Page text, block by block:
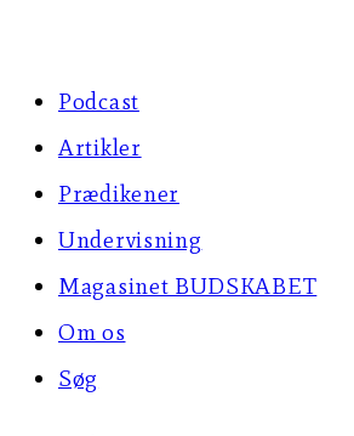
Podcast
Artikler
Prædikener
Undervisning
Magasinet BUDSKABET
Om os
Søg